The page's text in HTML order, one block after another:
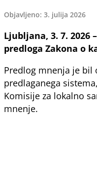
Objavljeno: 3. julija 2026
Ljubljana, 3. 7. 2026
predloga Zakona o
Predlog mnenja je bil
predlaganega
Komisije za lokalno
mnenje.